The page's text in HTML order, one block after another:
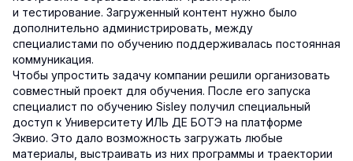
и тестирование. Загруженный контент нужно было
дополнительно администрировать, между
специалистами по обучению поддерживалась постоянная
коммуникация.
Чтобы упростить задачу компании решили организовать
совместный проект для обучения. После его запуска
специалист по обучению Sisley получил специальный
доступ к Университету ИЛЬ ДЕ БОТЭ на платформе
Эквио. Это дало возможность загружать любые
материалы, выстраивать из них программы и траектории